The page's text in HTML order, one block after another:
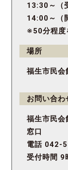
13:30～（
14:00～（
※50分程度
場所
福生市民
お問い合わ
福生市民会
窓口
電話 042-
受付時間 9